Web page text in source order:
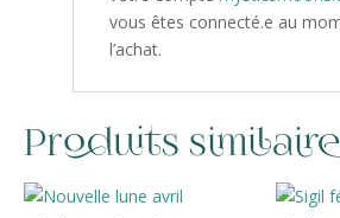
vous êtes connecté.e au
l’achat.
Produits